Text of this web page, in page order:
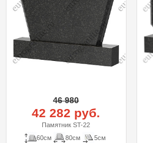
46 980
42 282 руб.
Памятник ST-22
60см
80см 5см